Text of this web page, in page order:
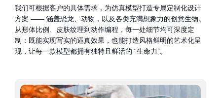
我们可根据客户的具体需求，为仿真模型打造专属定制化设计
方案 —— 涵盖恐龙、动物，以及各类充满想象力的创意生物。
从形体比例、皮肤纹理到动作编程，每一处细节均可深度定
制：既能实现写实的逼真效果，也能打造风格鲜明的艺术化呈
现，让每一款模型都拥有独特且鲜活的 “生命力”。